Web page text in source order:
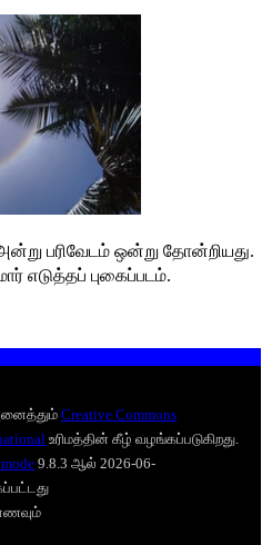
பரிவேடம் ஒன்று தோன்றியது.
எடுத்தப் புகைப்படம்.
Creative Commons
உரிமத்தின் கீழ் வழங்கப்படுகிறது.
9.8.3 ஆல் 2026-06-